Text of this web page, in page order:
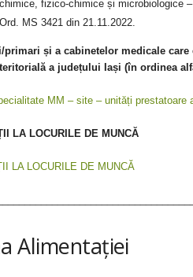
fizico-chimice și microbiologice
MS 3421 din 21.11.2022.
și a cabinetelor medicale care
a județului Iași (în ordinea
MM – site – unități prestatoare
LA LOCURILE DE MUNCĂ
LA LOCURILE DE MUNCĂ
Alimentației